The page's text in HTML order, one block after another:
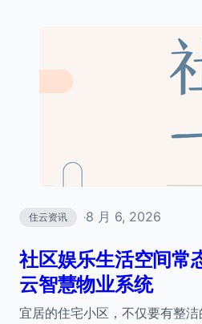
住云资讯 ·8 月 6, 2026
社区娱乐生活空间常
云智慧物业系统
宜居的住宅小区，不仅要有整